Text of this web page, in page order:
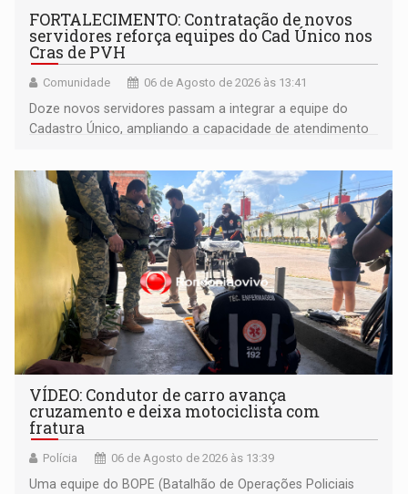
FORTALECIMENTO: Contratação de novos
servidores reforça equipes do Cad Único nos
Cras de PVH
Comunidade 06 de Agosto de 2026 às 13:41
Doze novos servidores passam a integrar a equipe do
Cadastro Único, ampliando a capacidade de atendimento
VÍDEO: Condutor de carro avança
cruzamento e deixa motociclista com
fratura
Polícia 06 de Agosto de 2026 às 13:39
Uma equipe do BOPE (Batalhão de Operações Policiais